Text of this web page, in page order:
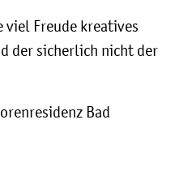
viel Freude kreatives
der sicherlich nicht der
Bad